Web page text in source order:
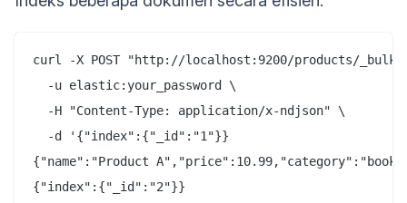
curl -X POST "http://localhost:9200/products/
  -u elastic:your_password \
  -H "Content-Type: application/x-ndjson" \
  -d '{"index":{"_id":"1"}}
{"name":"Product
{"index":{"_id":"2"}}